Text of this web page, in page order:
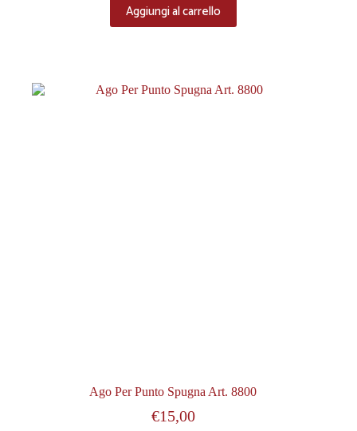
Aggiungi al carrello
Ago Per Punto Spugna Art. 8800
€15,00